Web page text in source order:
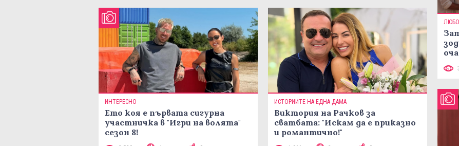
ИНТЕРЕСНО
Ето коя е първата сигурна
участничка в "Игри на волята"
сезон 8!
ИСТОРИИТЕ НА ЕДНА ДАМА
Виктория на Рачков за
сватбата: "Искам да е приказно
и романтично!"